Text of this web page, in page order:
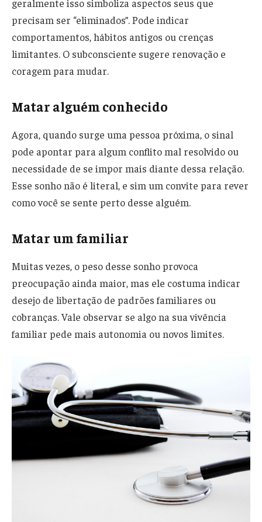
geralmente isso simboliza aspectos seus que
precisam ser “eliminados”. Pode indicar
comportamentos, hábitos antigos ou crenças
limitantes. O subconsciente sugere renovação e
coragem para mudar.
Matar alguém conhecido
Agora, quando surge uma pessoa próxima, o sinal
pode apontar para algum conflito mal resolvido ou
necessidade de se impor mais diante dessa relação.
Esse sonho não é literal, e sim um convite para rever
como você se sente perto desse alguém.
Matar um familiar
Muitas vezes, o peso desse sonho provoca
preocupação ainda maior, mas ele costuma indicar
desejo de libertação de padrões familiares ou
cobranças. Vale observar se algo na sua vivência
familiar pede mais autonomia ou novos limites.